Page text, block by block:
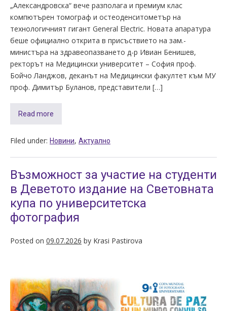
„Александровска“ вече разполага и премиум клас
компютърен томограф и остеоденситометър на
технологичният гигант General Electric. Новата апаратура
беше официално открита в присъствието на зам.-
министъра на здравеопазването д-р Ивиан Бенишев,
ректорът на Медицински университет – София проф.
Бойчо Ланджов, деканът на Медицински факултет към МУ
проф. Димитър Буланов, представители […]
Read more
Filed under: Новини, Актуално
Възможност за участие на студенти
в Деветото издание на Световната
купа по университетска
фотография
Posted on 09.07.2026 by Krasi Pastirova